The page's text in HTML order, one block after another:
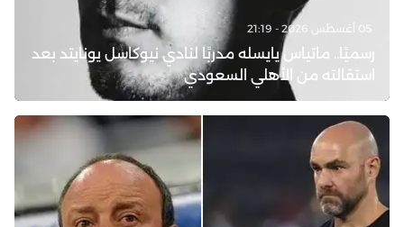
رسميًا.. ماتياس يايسله مدربًا لنادي نيوكاسل يونايتد بعد
استقالته من الأهلي السعودي